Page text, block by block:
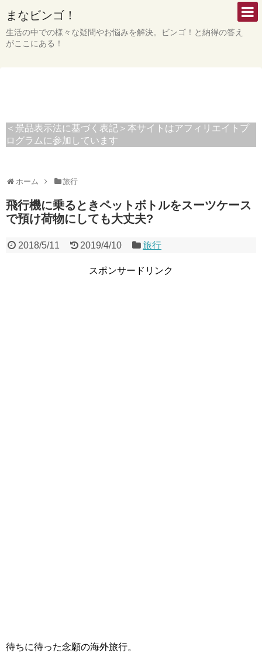
まなビンゴ！
生活の中での様々な疑問やお悩みを解決。ビンゴ！と納得の答え
がここにある！
＜景品表示法に基づく表記＞本サイトはアフィリエイトプ
ログラムに参加しています
ホーム 旅行
飛行機に乗るときペットボトルをスーツケース
で預け荷物にしても大丈夫?
2018/5/11 2019/4/10 旅行
スポンサードリンク
待ちに待った念願の海外旅行。